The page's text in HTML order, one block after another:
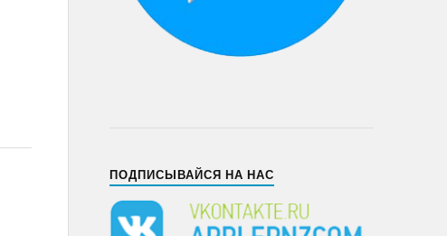
ПОДПИСЫВАЙСЯ НА НАС